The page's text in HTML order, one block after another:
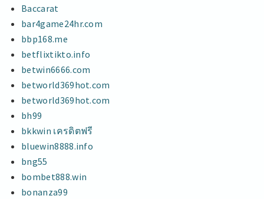
Baccarat
bar4game24hr.com
bbp168.me
betflixtikto.info
betwin6666.com
betworld369hot.com
betworld369hot.com
bh99
bkkwin เครดิตฟรี
bluewin8888.info
bng55
bombet888.win
bonanza99